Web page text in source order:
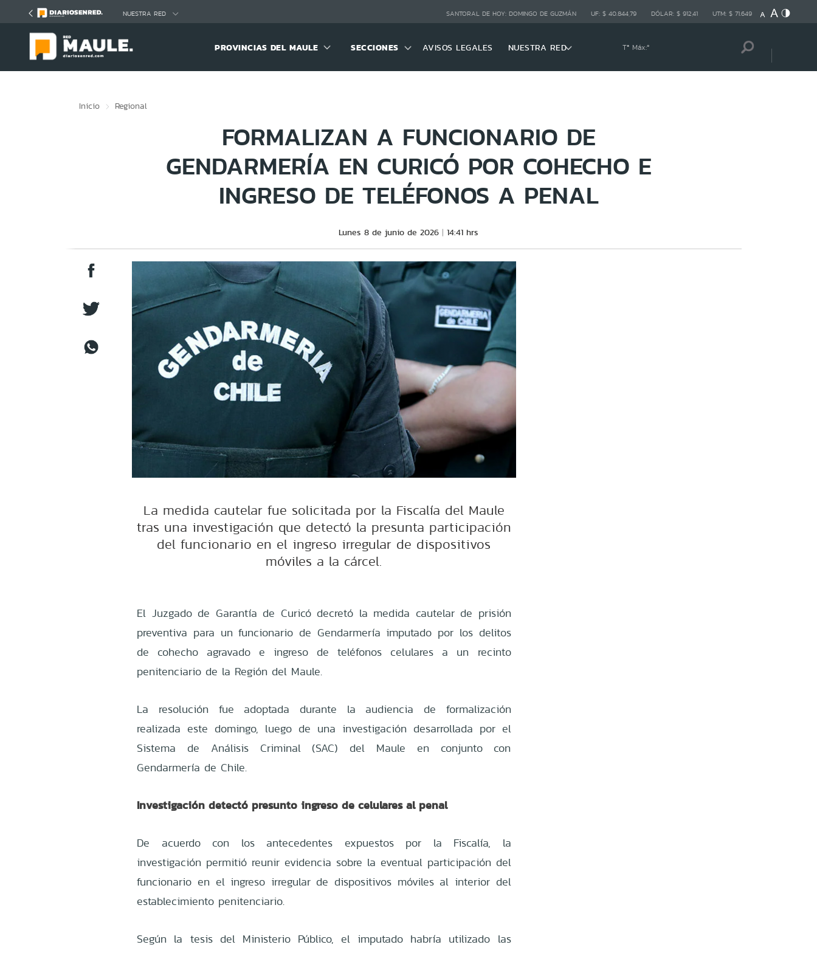
NUESTRA RED SANTORAL DE HOY: DOMINGO DE GUZMÁN UF: $ 40.844,79 DÓLAR: $ 912,41 UTM: $ 71.649
PROVINCIAS DEL MAULE SECCIONES AVISOS LEGALES NUESTRA RED Tª Máx:º
Inicio Regional
FORMALIZAN A FUNCIONARIO DE
GENDARMERÍA EN CURICÓ POR COHECHO E
INGRESO DE TELÉFONOS A PENAL
Lunes 8 de junio de 2026 14:41 hrs
La medida cautelar fue solicitada por la Fiscalía del Maule
tras una investigación que detectó la presunta participación
del funcionario en el ingreso irregular de dispositivos
móviles a la cárcel.
El Juzgado de Garantía de Curicó decretó la medida cautelar de prisión
preventiva para un funcionario de Gendarmería imputado por los delitos
de cohecho agravado e ingreso de teléfonos celulares a un recinto
penitenciario de la Región del Maule.
La resolución fue adoptada durante la audiencia de formalización
realizada este domingo, luego de una investigación desarrollada por el
Sistema de Análisis Criminal (SAC) del Maule en conjunto con
Gendarmería de Chile.
Investigación detectó presunto ingreso de celulares al penal
De acuerdo con los antecedentes expuestos por la Fiscalía, la
investigación permitió reunir evidencia sobre la eventual participación del
funcionario en el ingreso irregular de dispositivos móviles al interior del
establecimiento penitenciario.
Según la tesis del Ministerio Público, el imputado habría utilizado las